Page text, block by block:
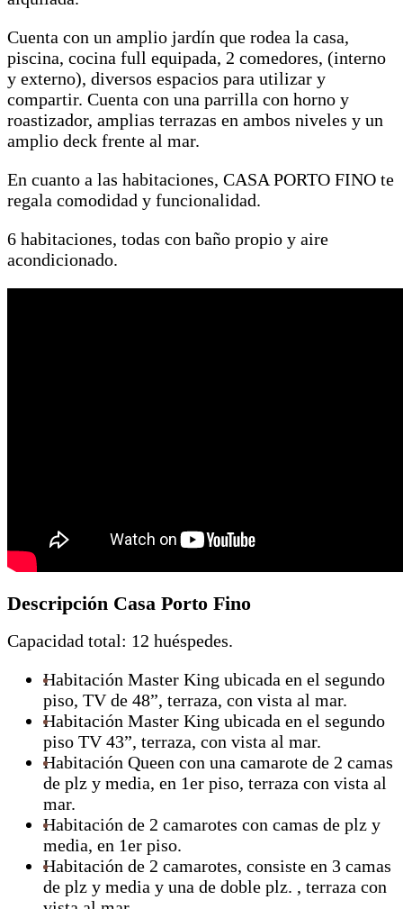
Cuenta con un amplio jardín que rodea la casa,
piscina, cocina full equipada, 2 comedores, (interno
y externo), diversos espacios para utilizar y
compartir. Cuenta con una parrilla con horno y
roastizador, amplias terrazas en ambos niveles y un
amplio deck frente al mar.
En cuanto a las habitaciones, CASA PORTO FINO te
regala comodidad y funcionalidad.
6 habitaciones, todas con baño propio y aire
acondicionado.
Descripción Casa Porto Fino
Capacidad total: 12 huéspedes.
Habitación Master King ubicada en el segundo
piso, TV de 48”, terraza, con vista al mar.
Habitación Master King ubicada en el segundo
piso TV 43”, terraza, con vista al mar.
Habitación Queen con una camarote de 2 camas
de plz y media, en 1er piso, terraza con vista al
mar.
Habitación de 2 camarotes con camas de plz y
media, en 1er piso.
Habitación de 2 camarotes, consiste en 3 camas
de plz y media y una de doble plz. , terraza con